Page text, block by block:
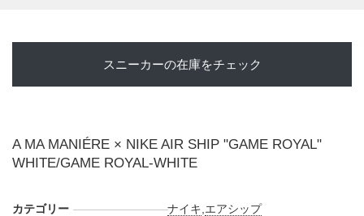
スニーカーの在庫をチェック
A MA MANIÉRE × NIKE AIR SHIP "GAME ROYAL"
WHITE/GAME ROYAL-WHITE
カテゴリー ナイキ エアシップ